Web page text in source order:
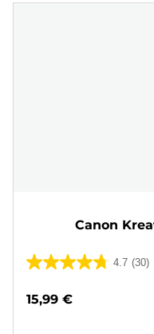
Canon
4.7 (30)
4.7
5
15,99 €